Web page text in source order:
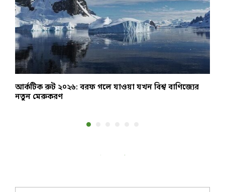
আর্কটিক রুট ২০২৬: বরফ গলে যাওয়া যখন বিশ্ব বাণিজ্যের
নতুন মেরুকরণ